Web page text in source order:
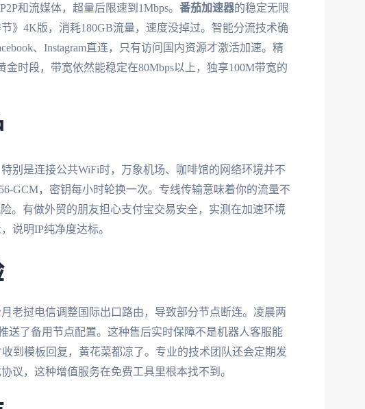
和流媒体，超量后限速到1Mbps。 番茄加速器的稳定无限
》4K版，消耗180GB流量，速度没掉过。智能分流技术确
、Instagram直连，只有访问国内资源才激活加速。精
时段，带宽依然能稳定在80Mbps以上，独享100M带宽的
别是连接公共WiFi时，万象机场、咖啡馆的网络环境并不
GCM，密钥每小时轮换一次。专线传输意味着你的流量不
。有做外贸的朋友担心支付宝交易安全，实测在加速环境
说明IP纯净度达标。
老挝电信调整国际出口路由，导致部分节点断连。凌晨两
送了备用节点配置。这种售后实时保障不是机器人客服能
到模板回复，黄花菜都凉了。专业的技术团队还会定期发
议，这种增值服务在免费工具里根本找不到。